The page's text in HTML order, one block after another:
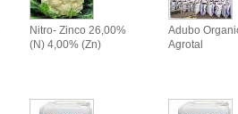
Nitro- Zinco 26,00%
(n) 4,00% (zn)
Adubo
Agrotal